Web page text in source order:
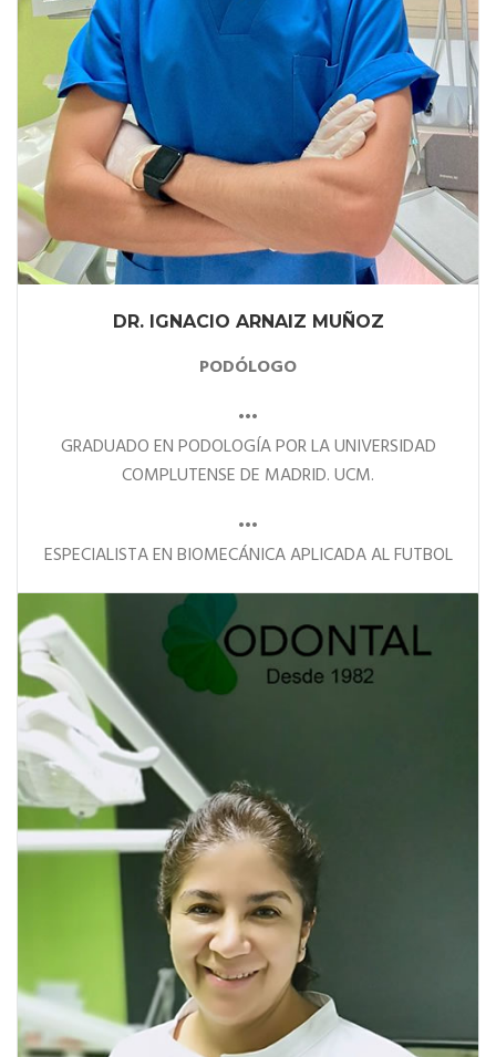
DR. IGNACIO ARNAIZ MUÑOZ
PODÓLOGO
•••
GRADUADO EN PODOLOGÍA POR LA UNIVERSIDAD
COMPLUTENSE DE MADRID. UCM.
•••
ESPECIALISTA EN BIOMECÁNICA APLICADA AL FUTBOL